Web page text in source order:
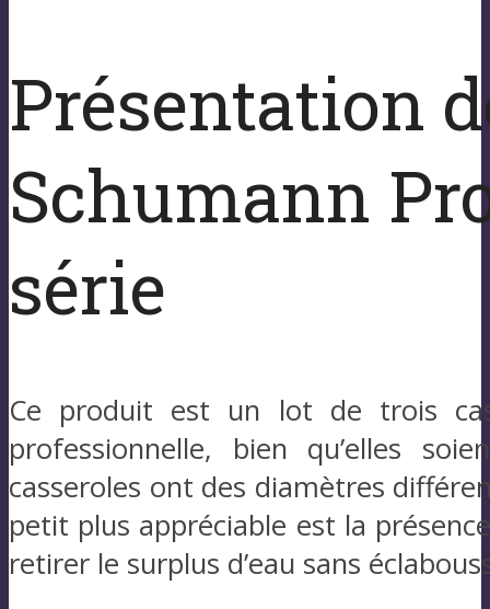
Présentation
Schumann
série
Ce produit est un lot de trois
professionnelle, bien qu’elles
casseroles ont des diamètres
petit plus appréciable est la
retirer le surplus d’eau sans